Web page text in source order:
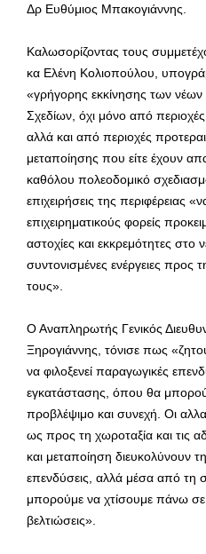
Δρ Ευθύμιος Μπακογιάννης.
Καλωσορίζοντας τους
κα Ελένη Κολιοπούλου,
«γρήγορης εκκίνησης των
Σχεδίων, όχι μόνο από περιοχές
αλλά και από περιοχές
μεταποίησης που είτε έχουν
καθόλου πολεοδομικό
επιχειρήσεις της περιφέρειας
επιχειρηματικούς φορείς
αστοχίες και εκκρεμότητες στο
συντονισμένες ενέργειες προς
τους».
Ο Αναπληρωτής Γενικός
Ξηρογιάννης, τόνισε πως
να φιλοξενεί παραγωγικές
εγκατάστασης, όπου θα
προβλέψιμο και συνεχή. Οι
ως προς τη χωροταξία και τις
και μεταποίηση διευκολύνουν
επενδύσεις, αλλά μέσα από τη
μπορούμε να χτίσουμε πάνω σε
βελτιώσεις».